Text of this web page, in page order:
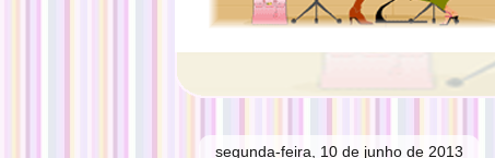
segunda-feira, 10 de junho de 2013